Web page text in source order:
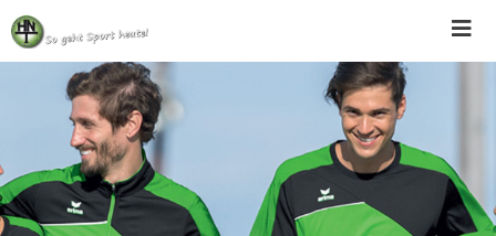
Skip
to
content